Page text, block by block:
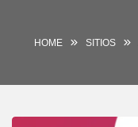
HOME SITIOS